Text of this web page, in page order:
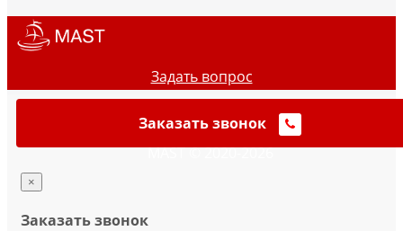
Задать вопрос
Заказать звонок
MAST © 2020-2026
×
Заказать звонок